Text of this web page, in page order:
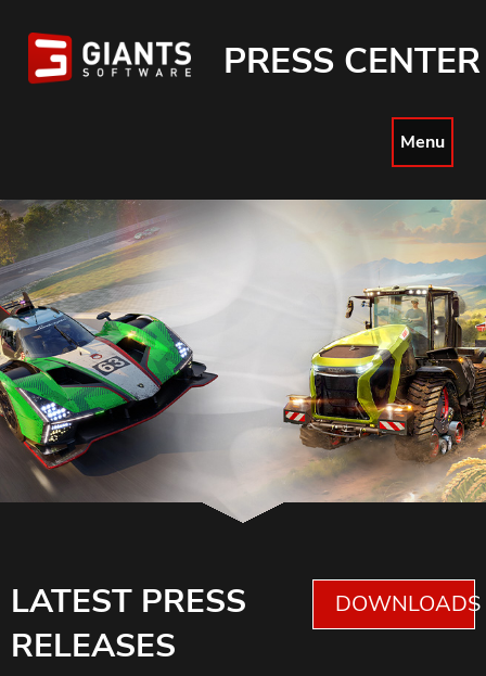
PRESS CENTER
Menu
LATEST PRESS
RELEASES
DOWNLOADS